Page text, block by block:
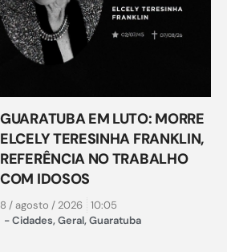
GUARATUBA EM LUTO: MORRE
ELCELY TERESINHA FRANKLIN,
REFERÊNCIA NO TRABALHO
COM IDOSOS
8 / agosto / 2026 10:05
-Cidades,Geral,Guaratuba